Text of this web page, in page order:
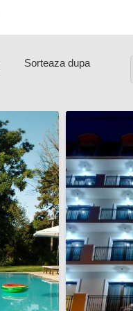
Sorteaza dupa